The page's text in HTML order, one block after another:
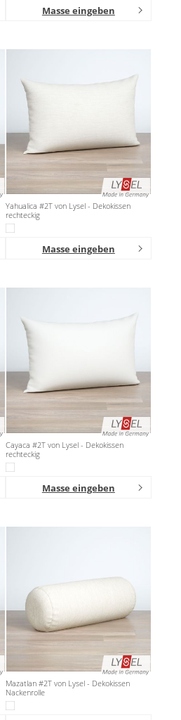
Masse eingeben
Yahualica #2T von Lysel - Dekokissen
rechteckig
Masse eingeben
Cayaca #2T von Lysel - Dekokissen
rechteckig
Masse eingeben
Mazatlan #2T von Lysel - Dekokissen
Nackenrolle